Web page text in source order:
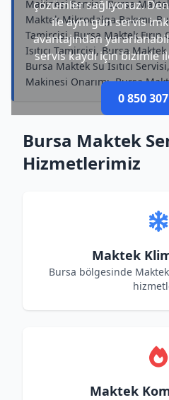
çözümler sağlıyoruz.
ile aynı gün servis
avantajından
servis kaydı için bizimle
0 850
Makinesi Servisi, Bursa Maktek
Maktek Mikrodalga Bakımı,
Tamircisi, Bursa Maktek Fırın
Isıtıcı Tamircisi, Bursa
Bursa Maktek Su Isıtıcı
Makinesi Onarımı, Bursa
Bursa Maktek
Hizmetlerimiz
Maktek
Bursa bölgesinde
Maktek